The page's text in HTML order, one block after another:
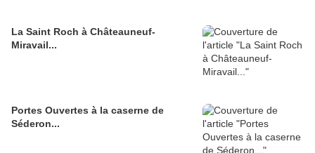
La Saint Roch à Châteauneuf-
Miravail...
Portes Ouvertes à la caserne de
Séderon...